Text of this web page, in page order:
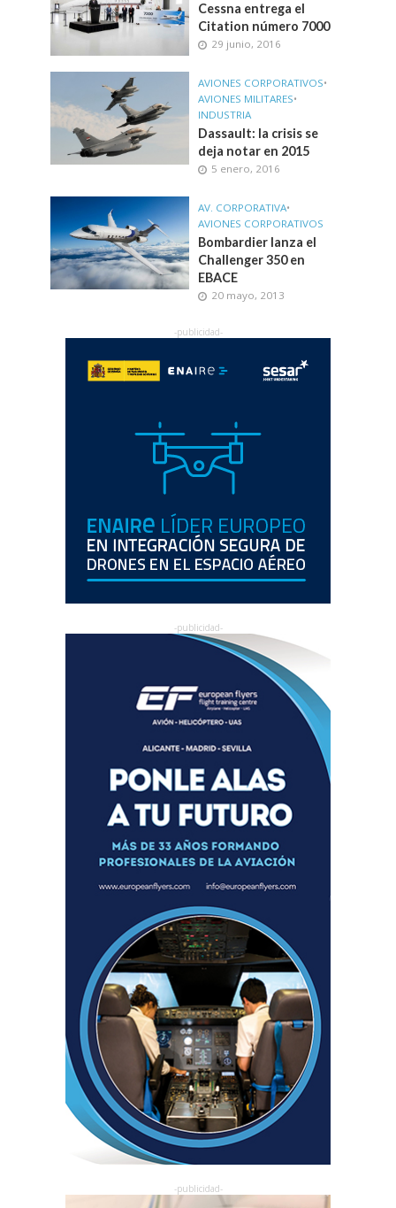
Cessna entrega el
Citation número 7000
29 junio, 2016
AVIONES CORPORATIVOS•
AVIONES MILITARES•
INDUSTRIA
Dassault: la crisis se
deja notar en 2015
5 enero, 2016
AV. CORPORATIVA•
AVIONES CORPORATIVOS
Bombardier lanza el
Challenger 350 en
EBACE
20 mayo, 2013